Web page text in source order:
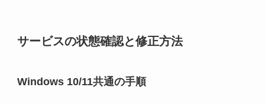
サービスの状態確認と修正方法
Windows 10/11共通の手順